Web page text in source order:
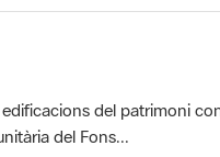
del patrimoni
del Fons...